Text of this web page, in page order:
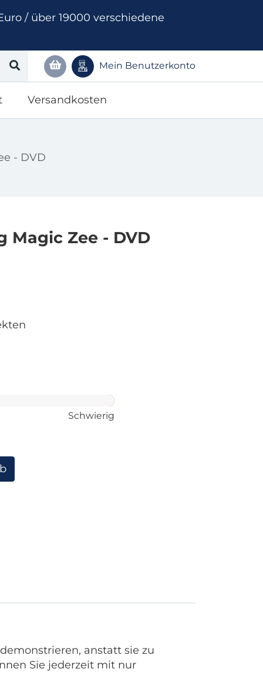
/ über 19000 verschiedene
Mein Benutzerkonto
Versandkosten
- DVD
Magic Zee - DVD
Schwierig
anstatt sie zu
Sie jederzeit mit nur